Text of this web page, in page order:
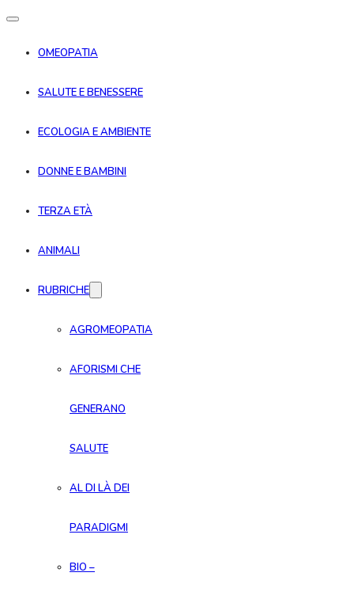
OMEOPATIA
SALUTE E BENESSERE
ECOLOGIA E AMBIENTE
DONNE E BAMBINI
TERZA ETÀ
ANIMALI
RUBRICHE
AGROMEOPATIA
AFORISMI CHE
GENERANO
SALUTE
AL DI LÀ DEI
PARADIGMI
BIO –